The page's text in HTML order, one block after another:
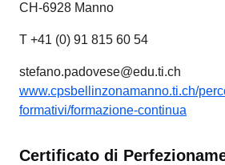
CH-6928 Manno
T +41 (0) 91 815 60 54
stefano.padovese@edu.ti.ch
www.cpsbellinzonamanno.ti.ch/
formativi/formazione-continua
Certificato di